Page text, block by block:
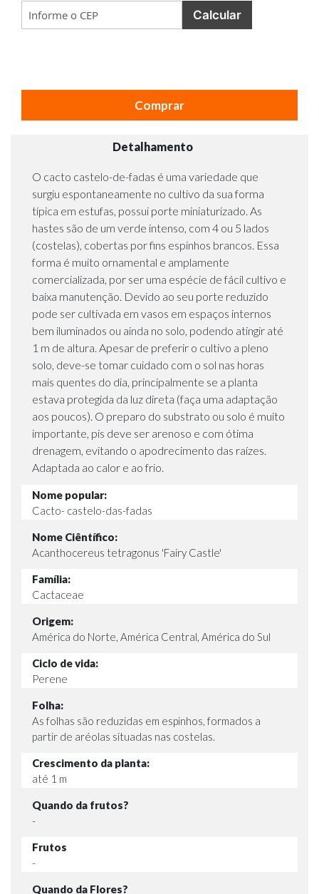
Calcular
Comprar
Detalhamento
O cacto castelo-de-fadas é uma variedade que
surgiu espontaneamente no cultivo da sua forma
típica em estufas, possui porte miniaturizado. As
hastes são de um verde intenso, com 4 ou 5 lados
(costelas), cobertas por fins espinhos brancos. Essa
forma é muito ornamental e amplamente
comercializada, por ser uma espécie de fácil cultivo e
baixa manutenção. Devido ao seu porte reduzido
pode ser cultivada em vasos em espaços internos
bem iluminados ou ainda no solo, podendo atingir até
1 m de altura. Apesar de preferir o cultivo a pleno
solo, deve-se tomar cuidado com o sol nas horas
mais quentes do dia, principalmente se a planta
estava protegida da luz direta (faça uma adaptação
aos poucos). O preparo do substrato ou solo é muito
importante, pis deve ser arenoso e com ótima
drenagem, evitando o apodrecimento das raízes.
Adaptada ao calor e ao frio.
Nome popular:
Cacto- castelo-das-fadas
Nome Ciêntífico:
Acanthocereus tetragonus 'Fairy Castle'
Família:
Cactaceae
Origem:
América do Norte, América Central, América do Sul
Ciclo de vida:
Perene
Folha:
As folhas são reduzidas em espinhos, formados a
partir de aréolas situadas nas costelas.
Crescimento da planta:
até 1 m
Quando da frutos?
-
Frutos
-
Quando da Flores?